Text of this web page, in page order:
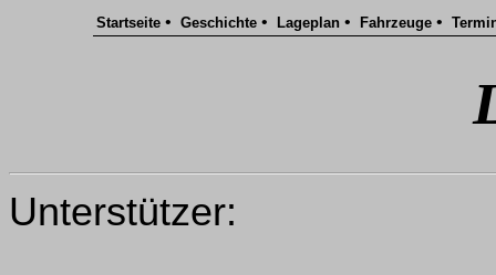
Startseite• Geschichte• Lageplan• Fahrzeuge•
Unterstützer: